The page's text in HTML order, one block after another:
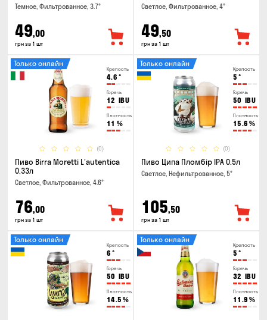
Темное, Фильтрованное, 3.7°
49,00
грн за 1 шт
Светлое, Фильтрованное, 4°
49,50
грн за 1 шт
Крепость
4.6 °
Горечь
12 IBU
Плотность
11 %
(0)
Только онлайн
Пиво Birra Moretti L'autentica
0.33л
Светлое, Фильтрованное, 4.6°
76,00
грн за 1 шт
Крепость
5 °
Горечь
50 IBU
Плотность
15.6 %
(0)
Только онлайн
Пиво Ципа Пломбір IPA 0.5л
Светлое, Нефильтрованное, 5°
105,50
грн за 1 шт
Крепость
6 °
Горечь
50 IBU
Плотность
14.5 %
Только онлайн
Крепость
5 °
Горечь
32 IBU
Плотность
11.9 %
Только онлайн